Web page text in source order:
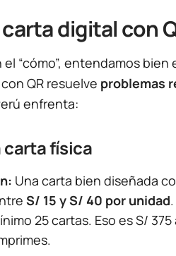
digital con
“cómo”, entendamos bien
QR resuelve problemas
enfrenta:
carta física
Una carta bien diseñada
S/ 15 y S/ 40 por unidad
25 cartas. Eso es S/ 375